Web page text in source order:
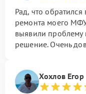
Рад, что
ремонта моего
выявили
решение. Очень
Хохлов Егор